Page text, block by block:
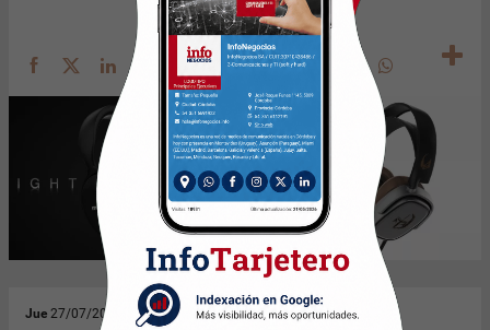
Jue 27/07/2023 Mar 18/07/2023